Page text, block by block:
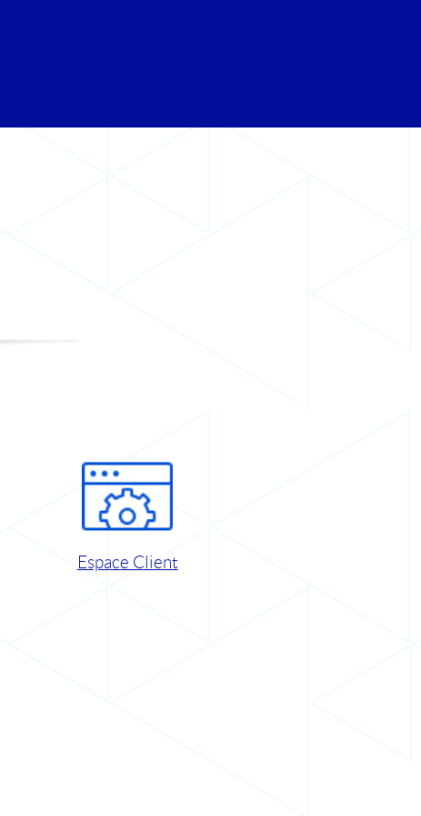
Espace Client